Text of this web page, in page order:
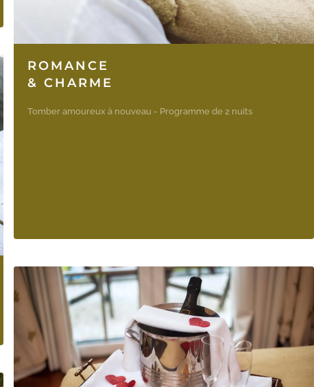
ROMANCE
& CHARME
Tomber amoureux à nouveau - Programme de 2 nuits